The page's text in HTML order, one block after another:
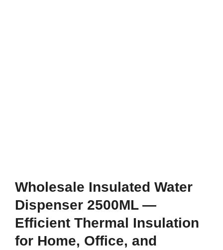
Wholesale Insulated Water
Dispenser 2500ML —
Efficient Thermal Insulation
for Home, Office, and